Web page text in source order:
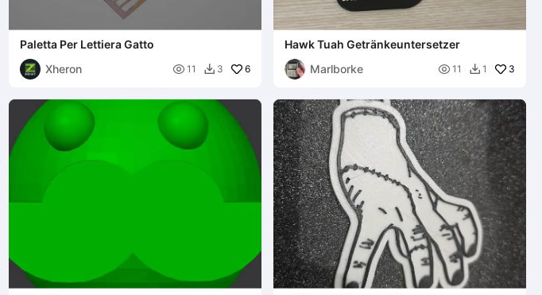
Paletta Per Lettiera Gatto
Xheron
 11  3 6
Hawk Tuah Getränkeuntersetzer
Marlborke
 11  1 3